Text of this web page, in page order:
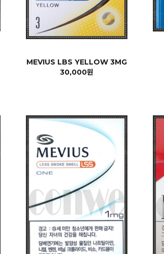
MEVIUS LBS YELLOW 3MG
30,000원